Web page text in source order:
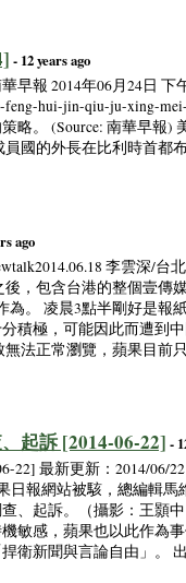
- 12 years ago
報 2014年06月24日 下
feng-hui-jin-qiu-ju-xing-
。 (Source: 南華早報)
國的外長在比利時首都
ago
李雲深/台
後，包含台港的整個壹
。 凌晨3點半剛好是報
積極，可能因此而遭到
法正常瀏覽，蘋果目前
起訴 [2014-06-22] -
最新更新：2014/06/
日報網站被駭，總編輯
、起訴。（攝影：王顥
敏感，蘋果也以此作為
衛新聞與言論自由」。